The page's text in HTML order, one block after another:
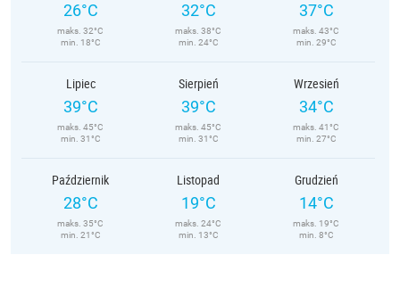
26°C
maks. 32°C
min. 18°C
32°C
maks. 38°C
min. 24°C
37°C
maks. 43°C
min. 29°C
Lipiec
39°C
maks. 45°C
min. 31°C
Sierpień
39°C
maks. 45°C
min. 31°C
Wrzesień
34°C
maks. 41°C
min. 27°C
Październik
28°C
maks. 35°C
min. 21°C
Listopad
19°C
maks. 24°C
min. 13°C
Grudzień
14°C
maks. 19°C
min. 8°C